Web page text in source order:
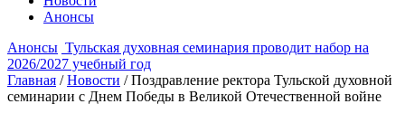
Анонсы
Анонсы Тульская духовная семинария проводит набор на
2026/2027 учебный год
Главная / Новости / Поздравление ректора Тульской духовной
семинарии с Днем Победы в Великой Отечественной войне